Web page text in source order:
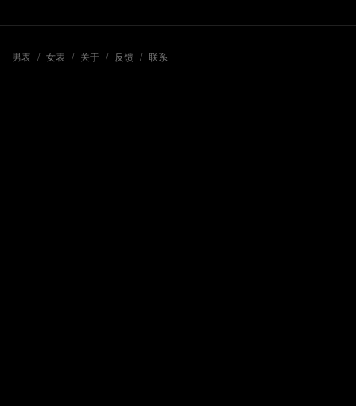
男表 / 女表 / 关于 / 反馈 / 联系